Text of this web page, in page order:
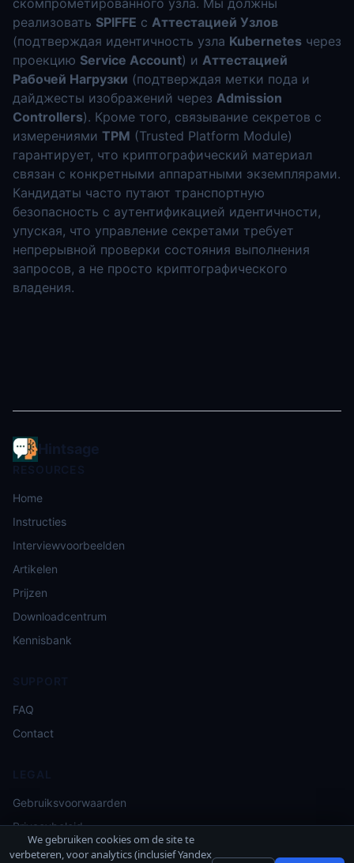
скомпрометированного узла. Мы должны
реализовать SPIFFE с Аттестацией Узлов
(подтверждая идентичность узла Kubernetes через
проекцию Service Account) и Аттестацией
Рабочей Нагрузки (подтверждая метки пода и
дайджесты изображений через Admission
Controllers). Кроме того, связывание секретов с
измерениями TPM (Trusted Platform Module)
гарантирует, что криптографический материал
связан с конкретными аппаратными экземплярами.
Кандидаты часто путают транспортную
безопасность с аутентификацией идентичности,
упуская, что управление секретами требует
непрерывной проверки состояния выполнения
запросов, а не просто криптографического
владения.
Hintsage
RESOURCES
Home
Instructies
Interviewvoorbeelden
Artikelen
Prijzen
Downloadcentrum
Kennisbank
SUPPORT
FAQ
Contact
LEGAL
Gebruiksvoorwaarden
Privacybeleid
We gebruiken cookies om de site te
verbeteren, voor analytics (inclusief Yandex